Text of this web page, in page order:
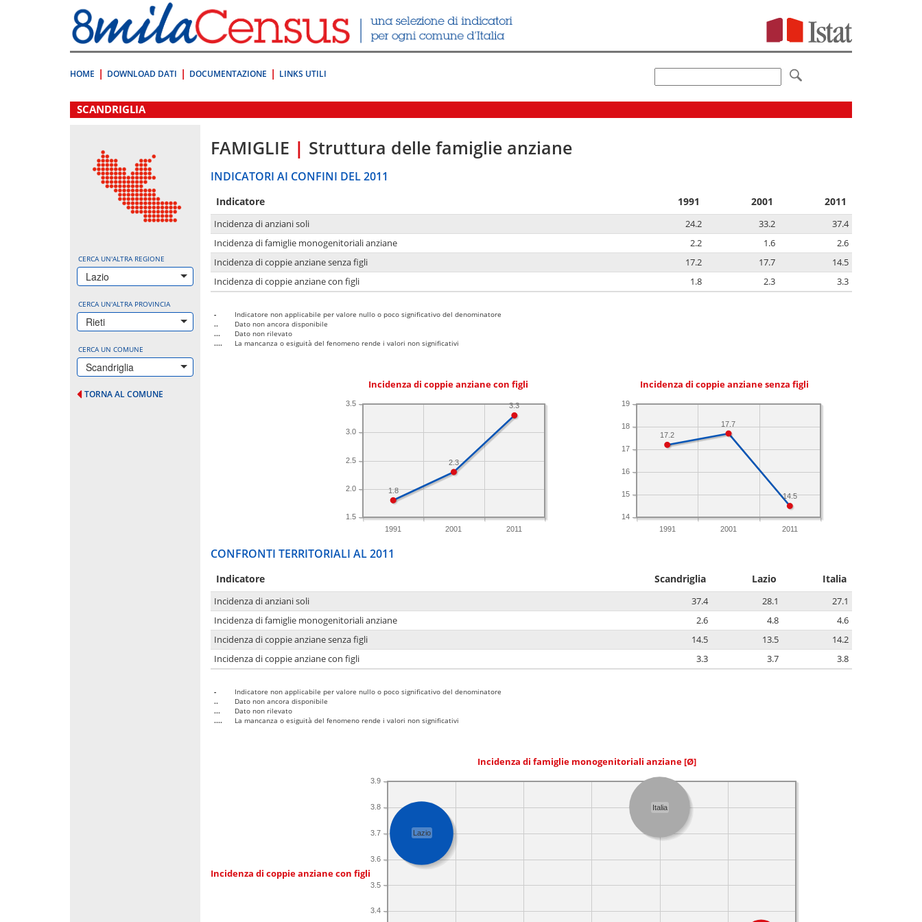
direttamente
a:
Contenuto
HOME DOWNLOAD DATI DOCUMENTAZIONE LINKS UTILI
.
SCANDRIGLIA
CERCA UN'ALTRA REGIONE
Lazio
CERCA UN'ALTRA PROVINCIA
Rieti
CERCA UN COMUNE
Scandriglia
TORNA AL COMUNE
FAMIGLIE | Struttura delle famiglie anziane
INDICATORI AI CONFINI DEL 2011
Indicatore 1991 2001 2011
Incidenza di anziani soli 24.2 33.2
37.4
Incidenza di famiglie monogenitoriali anziane
2.2 1.6
2.6
Incidenza di coppie anziane senza figli
17.2 17.7
14.5
Incidenza di coppie anziane con figli
1.8 2.3 3.3
-
Indicatore non applicabile per valore nullo o poco significativo del denominatore
..
Dato non ancora disponibile
...
Dato non rilevato
....
La mancanza o esiguità del fenomeno rende i valori non significativi
Incidenza di coppie anziane con figli
1991 2001 2011
1.5
2.0
2.5
3.0
3.5 3.3
2.3
1.8
Incidenza di coppie anziane senza figli
1991 2001 2011
14
15
16
17
18
19
14.5
17.7
17.2
CONFRONTI TERRITORIALI AL 2011
Indicatore Scandriglia Lazio Italia
Incidenza di anziani soli 37.4 28.1
27.1
Incidenza di famiglie monogenitoriali anziane
2.6 4.8
4.6
Incidenza di coppie anziane senza figli
14.5 13.5
14.2
Incidenza di coppie anziane con figli
3.3 3.7 3.8
-
Indicatore non applicabile per valore nullo o poco significativo del denominatore
..
Dato non ancora disponibile
...
Dato non rilevato
....
La mancanza o esiguità del fenomeno rende i valori non significativi
Incidenza di famiglie monogenitoriali anziane [Ø]
Incidenza di coppie anziane con figli
3.4
3.5
3.6
3.7
3.8
3.9
Lazio
Italia